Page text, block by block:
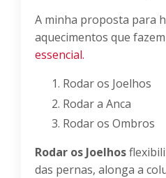
A minha proposta para
aquecimentos que
essencial.
Rodar os Joelhos
Rodar a Anca
Rodar os Ombros
Rodar os Joelhos
das pernas, alonga a